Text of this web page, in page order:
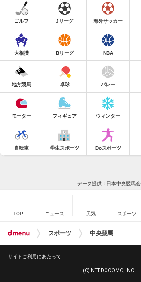
ゴルフ Jリーグ 海外サッカー
大相撲 Bリーグ NBA
地方競馬 卓球 バレー
モーター フィギュア ウィンター
自転車 学生スポーツ Doスポーツ
データ提供：日本中央競馬会
TOP ニュース 天気 スポーツ
スポーツ 中央競馬
サイトご利用にあたって
(C) NTT DOCOMO, INC.